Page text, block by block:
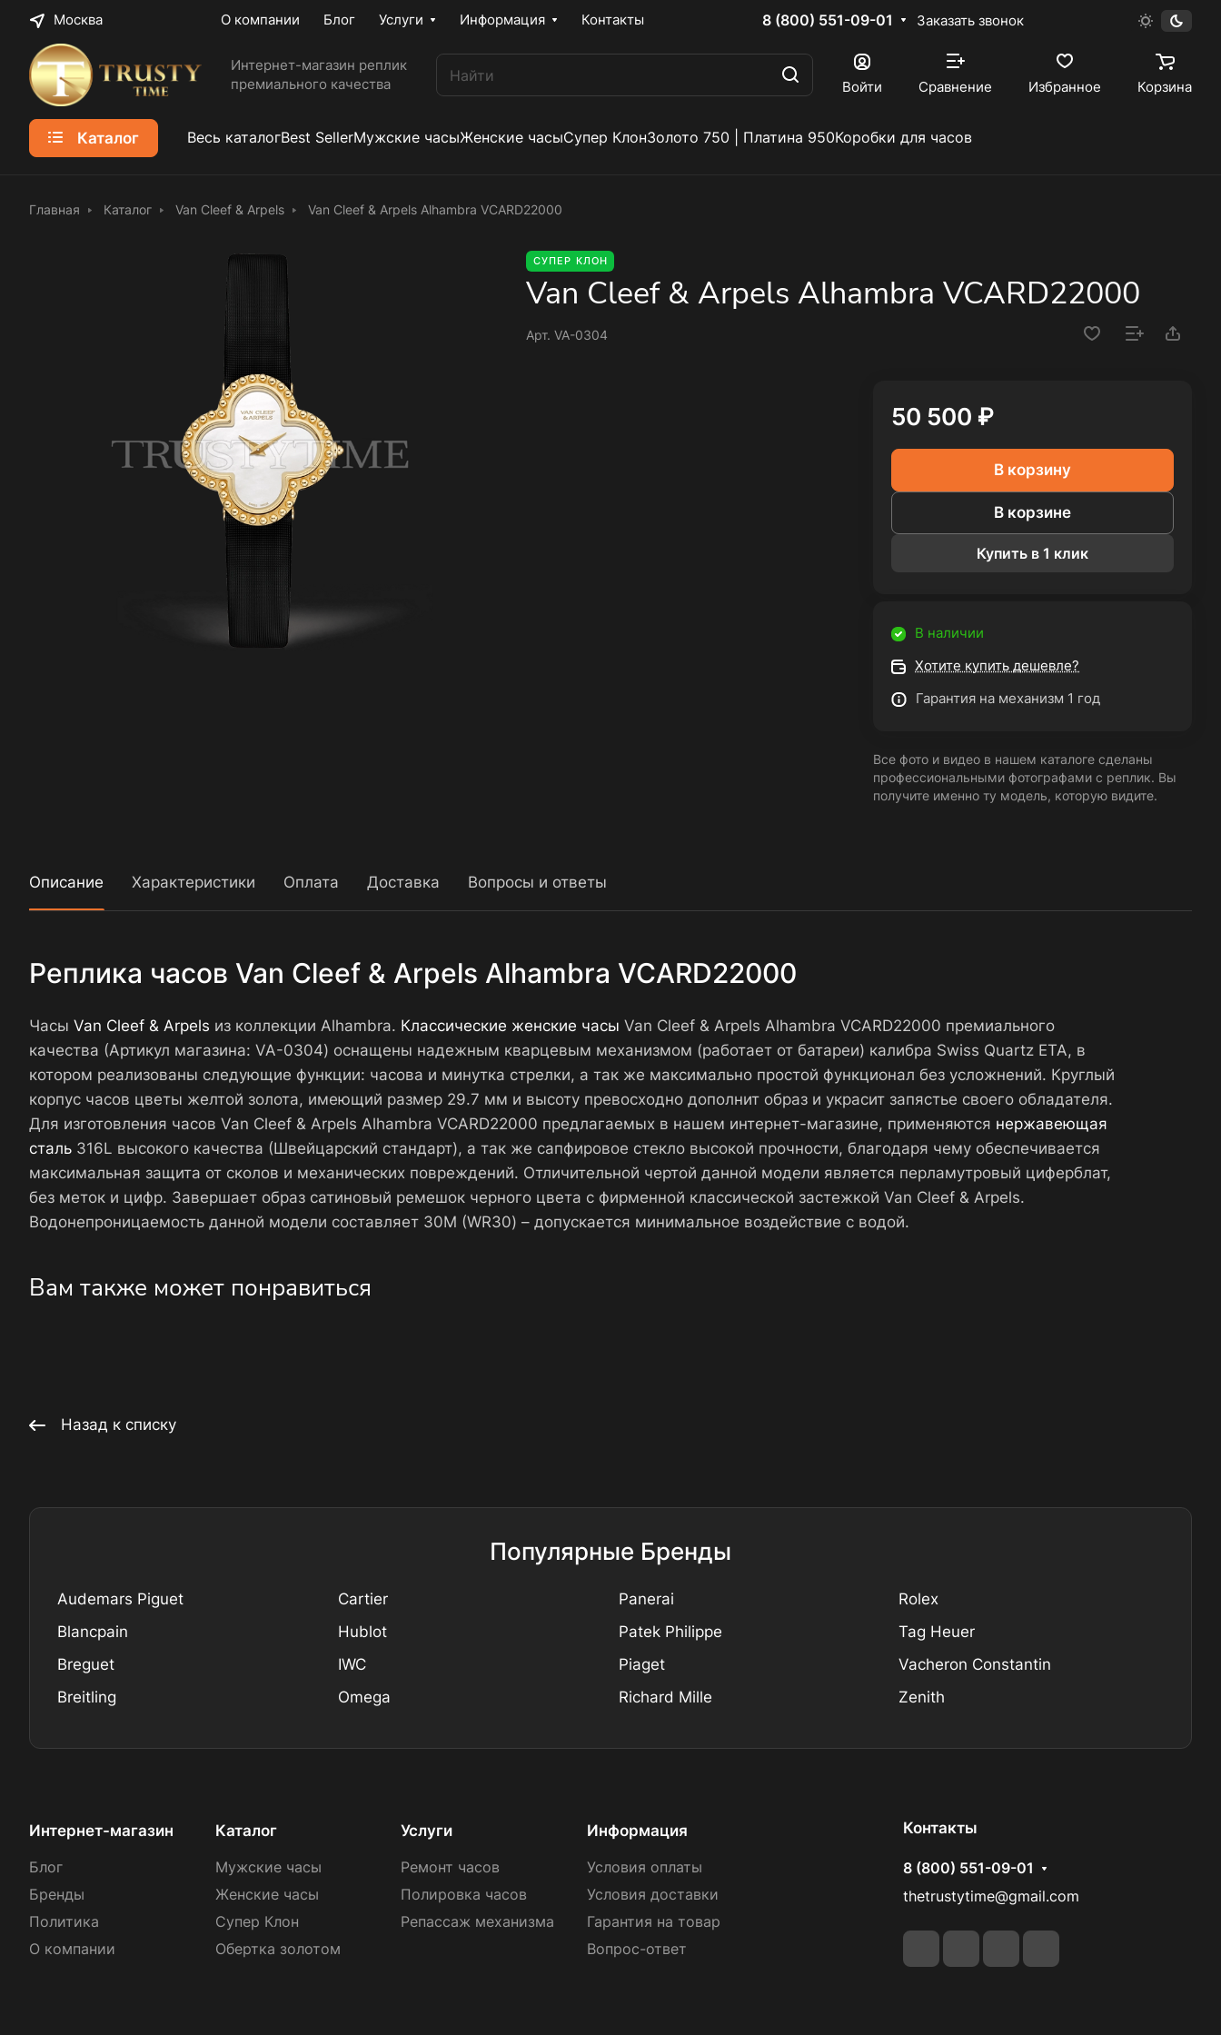
Москва О компании Блог Услуги Информация Контакты 8 (800) 551-09-01 Заказать звонок
Интернет-магазин реплик
премиального качества
Войти Сравнение Избранное Корзина
Каталог Весь каталогBest SellerМужские часыЖенские часыСупер КлонЗолото 750 | Платина 950Коробки для часов
Главная Каталог Van Cleef & Arpels Van Cleef & Arpels Alhambra VCARD22000
СУПЕР КЛОН
Van Cleef & Arpels Alhambra VCARD22000
Арт. VA-0304
50 500 ₽
В корзину
В корзине
Купить в 1 клик
В наличии
Хотите купить дешевле?
Гарантия на механизм 1 год
Все фото и видео в нашем каталоге сделаны
профессиональными фотографами с реплик. Вы
получите именно ту модель, которую видите.
Описание Характеристики Оплата Доставка Вопросы и ответы
Реплика часов Van Cleef & Arpels Alhambra VCARD22000
Часы Van Cleef & Arpels из коллекции Alhambra. Классические женские часы Van Cleef & Arpels Alhambra VCARD22000 премиального
качества (Артикул магазина: VA-0304) оснащены надежным кварцевым механизмом (работает от батареи) калибра Swiss Quartz ETA, в
котором реализованы следующие функции: часова и минутка стрелки, а так же максимально простой функционал без усложнений. Круглый
корпус часов цветы желтой золота, имеющий размер 29.7 мм и высоту превосходно дополнит образ и украсит запястье своего обладателя.
Для изготовления часов Van Cleef & Arpels Alhambra VCARD22000 предлагаемых в нашем интернет-магазине, применяются нержавеющая
сталь 316L высокого качества (Швейцарский стандарт), а так же сапфировое стекло высокой прочности, благодаря чему обеспечивается
максимальная защита от сколов и механических повреждений. Отличительной чертой данной модели является перламутровый циферблат,
без меток и цифр. Завершает образ сатиновый ремешок черного цвета с фирменной классической застежкой Van Cleef & Arpels.
Водонепроницаемость данной модели составляет 30М (WR30) – допускается минимальное воздействие с водой.
Вам также может понравиться
Назад к списку
Популярные Бренды
Audemars Piguet
Blancpain
Breguet
Breitling
Cartier
Hublot
IWC
Omega
Panerai
Patek Philippe
Piaget
Richard Mille
Rolex
Tag Heuer
Vacheron Constantin
Zenith
Интернет-магазин
Блог
Бренды
Политика
О компании
Каталог
Мужские часы
Женские часы
Супер Клон
Обертка золотом
Услуги
Ремонт часов
Полировка часов
Репассаж механизма
Информация
Условия оплаты
Условия доставки
Гарантия на товар
Вопрос-ответ
Контакты
8 (800) 551-09-01
thetrustytime@gmail.com